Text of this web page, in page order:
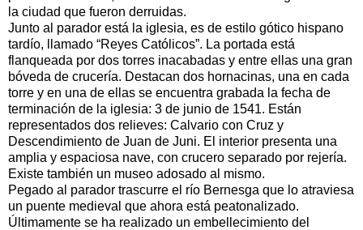
la ciudad que fueron derruidas.
Junto al parador está la iglesia, es de estilo gótico hispano
tardío, llamado “Reyes Católicos”. La portada está
flanqueada por dos torres inacabadas y entre ellas una gran
bóveda de crucería. Destacan dos hornacinas, una en cada
torre y en una de ellas se encuentra grabada la fecha de
terminación de la iglesia: 3 de junio de 1541. Están
representados dos relieves: Calvario con Cruz y
Descendimiento de Juan de Juni. El interior presenta una
amplia y espaciosa nave, con crucero separado por rejería.
Existe también un museo adosado al mismo.
Pegado al parador trascurre el río Bernesga que lo atraviesa
un puente medieval que ahora está peatonalizado.
Últimamente se ha realizado un embellecimiento del